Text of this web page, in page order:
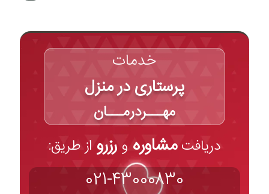
خدمات
پرستاری در منزل
مهـــردرمـــان
دریافتمشاوره و رزرو از طریق:
021-43000830